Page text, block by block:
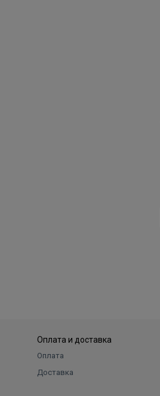
Оплата и доставка
Оплата
Доставка